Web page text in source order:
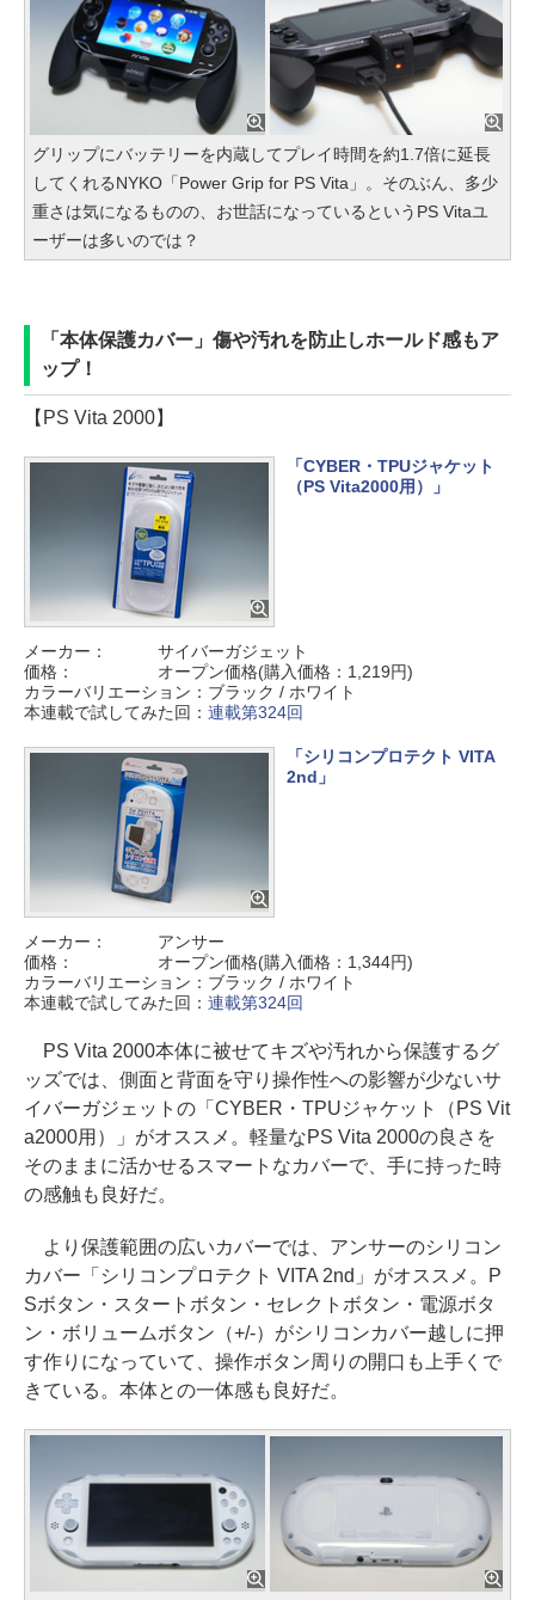
グリップにバッテリーを内蔵してプレイ時間を約1.7倍に延長
してくれるNYKO「Power Grip for PS Vita」。そのぶん、多少
重さは気になるものの、お世話になっているというPS Vitaユ
ーザーは多いのでは？
「本体保護カバー」傷や汚れを防止しホールド感もア
ップ！
【PS Vita 2000】
「CYBER・TPUジャケット
（PS Vita2000用）」
メーカー：
サイバーガジェット
価格：
オープン価格(購入価格：1,219円)
カラーバリエーション： ブラック / ホワイト
本連載で試してみた回： 連載第324回
「シリコンプロテクト VITA
2nd」
メーカー：
アンサー
価格：
オープン価格(購入価格：1,344円)
カラーバリエーション： ブラック / ホワイト
本連載で試してみた回： 連載第324回
PS Vita 2000本体に被せてキズや汚れから保護するグ
ッズでは、側面と背面を守り操作性への影響が少ないサ
イバーガジェットの「CYBER・TPUジャケット（PS Vit
a2000用）」がオススメ。軽量なPS Vita 2000の良さを
そのままに活かせるスマートなカバーで、手に持った時
の感触も良好だ。
より保護範囲の広いカバーでは、アンサーのシリコン
カバー「シリコンプロテクト VITA 2nd」がオススメ。P
Sボタン・スタートボタン・セレクトボタン・電源ボタ
ン・ボリュームボタン（+/-）がシリコンカバー越しに押
す作りになっていて、操作ボタン周りの開口も上手くで
きている。本体との一体感も良好だ。